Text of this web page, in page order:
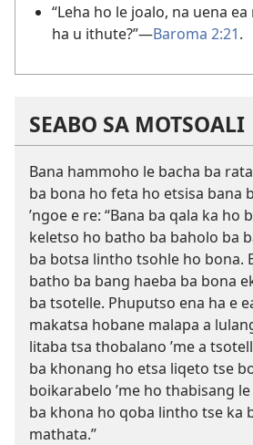
“Leha ho le joalo, na uena
ha u ithute?”—Baroma 2:21.
SEABO SA MOTSOALI
Bana hammoho le bacha ba
ba bona ho feta ho etsisa bana
’ngoe e re: “Bana ba qala ka ho
keletso ho batho ba baholo ba
ba botsa lintho tsohle ho bona.
batho ba bang haeba ba bona
ba tsotelle. Phuputso ena ha e
makatsa hobane malapa a
litaba tsa thobalano ’me a
ba khonang ho etsa liqeto tse
boikarabelo ’me ho thabisang
ba khona ho qoba lintho tse ka
mathata.”